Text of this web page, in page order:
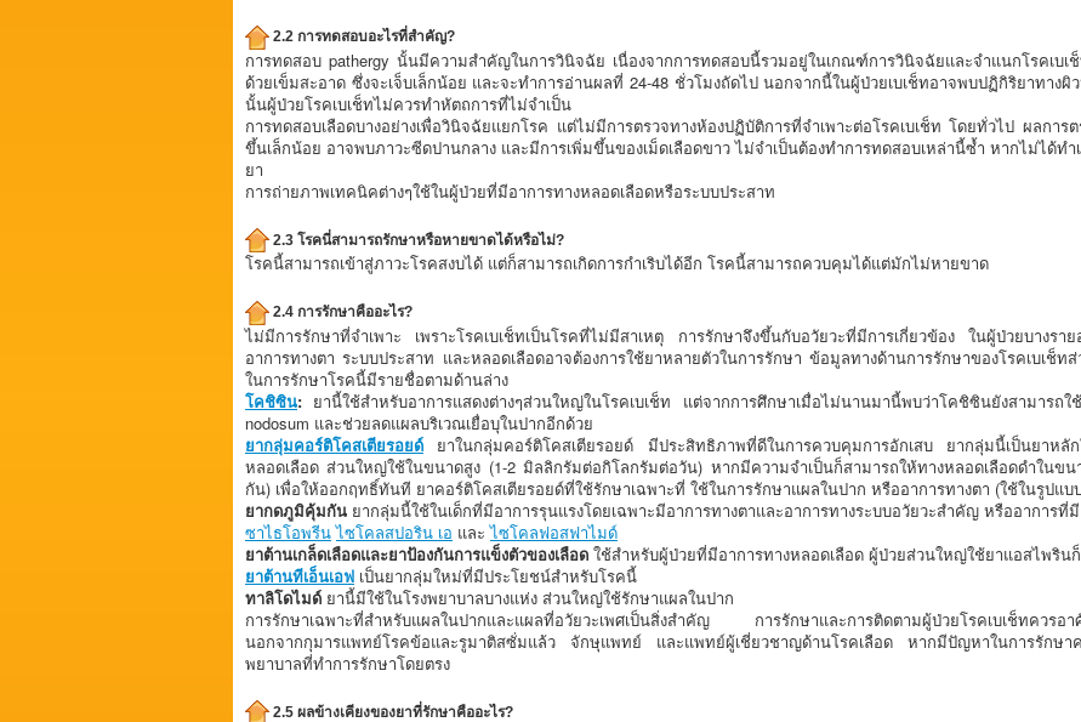
2.2 การทดสอบอะไรที่สำคัญ?
การทดสอบ pathergy นั้นมีความสำคัญในการวินิจฉัย เนื่องจากการทดสอบนี้รวมอยู่ในเกณฑ์การวินิจฉัยและจำแนกโรคเบเ
ด้วยเข็มสะอาด ซึ่งจะเจ็บเล็กน้อย และจะทำการอ่านผลที่ 24-48 ชั่วโมงถัดไป นอกจากนี้ในผู้ป่วยเบเช็ทอาจพบปฏิกิริยาทางผิ
นั้นผู้ป่วยโรคเบเช็ทไม่ควรทำหัตถการที่ไม่จำเป็น
การทดสอบเลือดบางอย่างเพื่อวินิจฉัยแยกโรค แต่ไม่มีการตรวจทางห้องปฏิบัติการที่จำเพาะต่อโรคเบเช็ท โดยทั่วไป ผลการ
ขึ้นเล็กน้อย อาจพบภาวะซีดปานกลาง และมีการเพิ่มขึ้นของเม็ดเลือดขาว ไม่จำเป็นต้องทำการทดสอบเหล่านี้ซ้ำ หากไม่ได้ท
ยา
การถ่ายภาพเทคนิคต่างๆใช้ในผู้ป่วยที่มีอาการทางหลอดเลือดหรือระบบประสาท
2.3 โรคนี่สามารถรักษาหรือหายขาดได้หรือไม่?
โรคนี้สามารถเข้าสู่ภาวะโรคสงบได้ แต่ก็สามารถเกิดการกำเริบได้อีก โรคนี้สามารถควบคุมได้แต่มักไม่หายขาด
2.4 การรักษาคืออะไร?
ไม่มีการรักษาที่จำเพาะ เพราะโรคเบเช็ทเป็นโรคที่ไม่มีสาเหตุ การรักษาจึงขึ้นกับอวัยวะที่มีการเกี่ยวข้อง ในผู้ป่วยบางรา
อาการทางตา ระบบประสาท และหลอดเลือดอาจต้องการใช้ยาหลายตัวในการรักษา ข้อมูลทางด้านการรักษาของโรคเบเ
ในการรักษาโรคนี้มีรายชื่อตามด้านล่าง
โคชิซิน: ยานี้ใช้สำหรับอาการแสดงต่างๆส่วนใหญ่ในโรคเบเช็ท แต่จากการศึกษาเมื่อไม่นานมานี้พบว่าโคชิซินยังสามารถ
nodosum และช่วยลดแผลบริเวณเยื่อบุในปากอีกด้วย
ยากลุ่มคอร์ติโคสเตียรอยด์
ยาในกลุ่มคอร์ติโคสเตียรอยด์ มีประสิทธิภาพที่ดีในการควบคุมการอักเสบ ยากลุ่มนี้เป็นยาหลั
หลอดเลือด ส่วนใหญ่ใช้ในขนาดสูง (1-2 มิลลิกรัมต่อกิโลกรัมต่อวัน) หากมีความจำเป็นก็สามารถให้ทางหลอดเลือดดำใน
กัน) เพื่อให้ออกฤทธิ์ทันที ยาคอร์ติโคสเตียรอยด์ที่ใช้รักษาเฉพาะที่ ใช้ในการรักษาแผลในปาก หรืออาการทางตา (ใช้ในรูปแบ
ยากดภูมิคุ้มกัน ยากลุ่มนี้ใช้ในเด็กที่มีอาการรุนแรงโดยเฉพาะมีอาการทางตาและอาการทางระบบอวัยวะสำคัญ หรืออาการที่
ซาไธโอพรีน ไซโคลสปอริน เอ และไซโคลฟอสฟาไมด์
ยาต้านเกล็ดเลือดและยาป้องกันการแข็งตัวของเลือด ใช้สำหรับผู้ป่วยที่มีอาการทางหลอดเลือด ผู้ป่วยส่วนใหญ่ใช้ยาแอสไพริน
ยาต้านทีเอ็นเอฟ เป็นยากลุ่มใหม่ที่มีประโยชน์สำหรับโรคนี้
ทาลิโดไมด์ ยานี้มีใช้ในโรงพยาบาลบางแห่ง ส่วนใหญ่ใช้รักษาแผลในปาก
การรักษาเฉพาะที่สำหรับแผลในปากและแผลที่อวัยวะเพศเป็นสิ่งสำคัญ การรักษาและการติดตามผู้ป่วยโรคเบเช็ทควรอ
นอกจากกุมารแพทย์โรคข้อและรูมาติสซั่มแล้ว จักษุแพทย์ และแพทย์ผู้เชี่ยวชาญด้านโรคเลือด หากมีปัญหาในการรักษาค
พยาบาลที่ทำการรักษาโดยตรง
2.5 ผลข้างเคียงของยาที่รักษาคืออะไร?